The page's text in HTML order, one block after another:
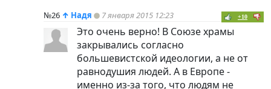
№26 ↑ Надя 7 января 2015 12:23 +10
Это очень верно! В Союзе храмы
закрывались согласно
большевистской идеологии, а не от
равнодушия людей. А в Европе -
именно из-за того, что людям не